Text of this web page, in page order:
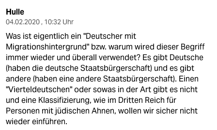
Hulle
04.02.2020 , 10:32 Uhr
Was ist eigentlich ein "Deutscher mit
Migrationshintergrund" bzw. warum wired dieser Begriff
immer wieder und überall verwendet? Es gibt Deutsche
(haben die deutsche Staatsbürgerschaft) und es gibt
andere (haben eine andere Staatsbürgerschaft). Einen
"Vierteldeutschen" oder sowas in der Art gibt es nicht
und eine Klassifizierung, wie im Dritten Reich für
Personen mit jüdischen Ahnen, wollen wir sicher nicht
wieder einführen.